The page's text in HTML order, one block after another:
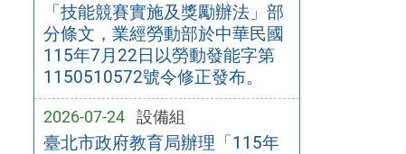
「技能競賽實施及獎勵辦法」部
分條文，業經勞動部於中華民國
115年7月22日以勞動發能字第
1150510572號令修正發布。
2026-07-24 設備組
臺北市政府教育局辦理「115年